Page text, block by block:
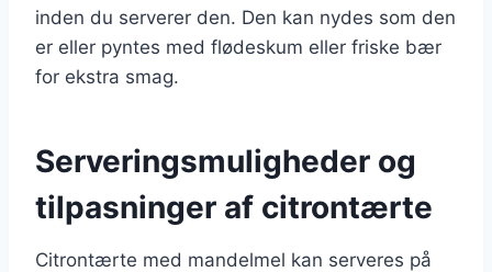
inden du serverer den. Den kan nydes som den
er eller pyntes med flødeskum eller friske bær
for ekstra smag.
Serveringsmuligheder og
tilpasninger af citrontærte
Citrontærte med mandelmel kan serveres på